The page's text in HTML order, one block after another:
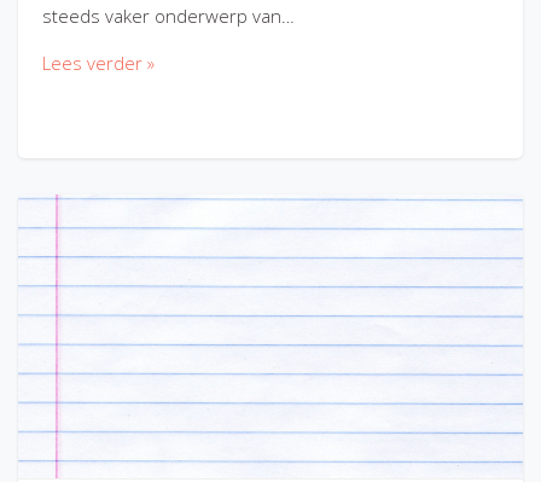
steeds vaker onderwerp van…
Lees verder »